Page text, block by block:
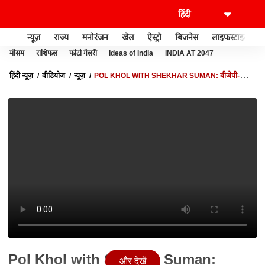
न्यूज़ राज्य मनोरंजन खेल ऐस्ट्रो बिजनेस लाइफस्टाइल
मौसम राशिफल फोटो गैलरी Ideas of India INDIA AT 2047
हिंदी न्यूज़ वीडियोज न्यूज़
POL KHOL WITH SHEKHAR SUMAN: बीजेपी-कांग्रेस
Pol Khol with Shekhar Suman:
और देखें